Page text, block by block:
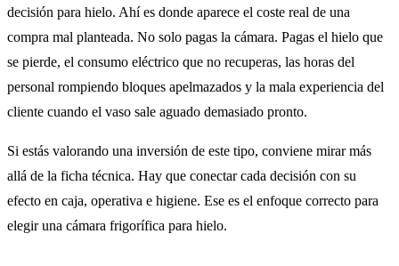
decisión para hielo. Ahí es donde aparece el coste real de una
compra mal planteada. No solo pagas la cámara. Pagas el hielo que
se pierde, el consumo eléctrico que no recuperas, las horas del
personal rompiendo bloques apelmazados y la mala experiencia del
cliente cuando el vaso sale aguado demasiado pronto.
Si estás valorando una inversión de este tipo, conviene mirar más
allá de la ficha técnica. Hay que conectar cada decisión con su
efecto en caja, operativa e higiene. Ese es el enfoque correcto para
elegir una cámara frigorífica para hielo.